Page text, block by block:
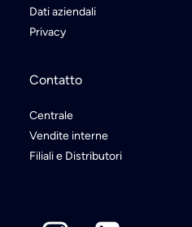
Dati aziendali
Privacy
Contatto
Centrale
Vendite interne
Filiali e Distributori